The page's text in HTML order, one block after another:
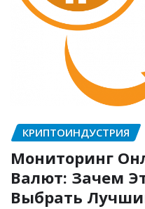
КРИПТОИНДУСТРИЯ
Мониторинг
Валют: Зачем
Выбрать